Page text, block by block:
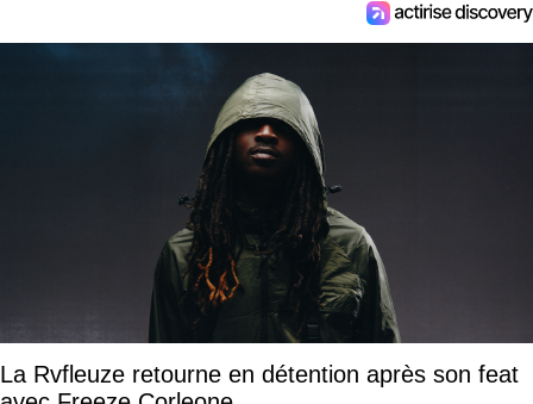
La Rvfleuze retourne en détention après son feat